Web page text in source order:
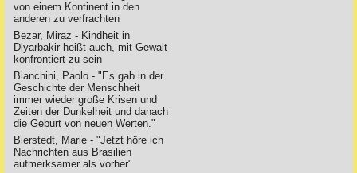
von einem Kontinent in den
anderen zu verfrachten
Bezar, Miraz - Kindheit in
Diyarbakir heißt auch, mit Gewalt
konfrontiert zu sein
Bianchini, Paolo - "Es gab in der
Geschichte der Menschheit
immer wieder große Krisen und
Zeiten der Dunkelheit und danach
die Geburt von neuen Werten."
Bierstedt, Marie - "Jetzt höre ich
Nachrichten aus Brasilien
aufmerksamer als vorher"